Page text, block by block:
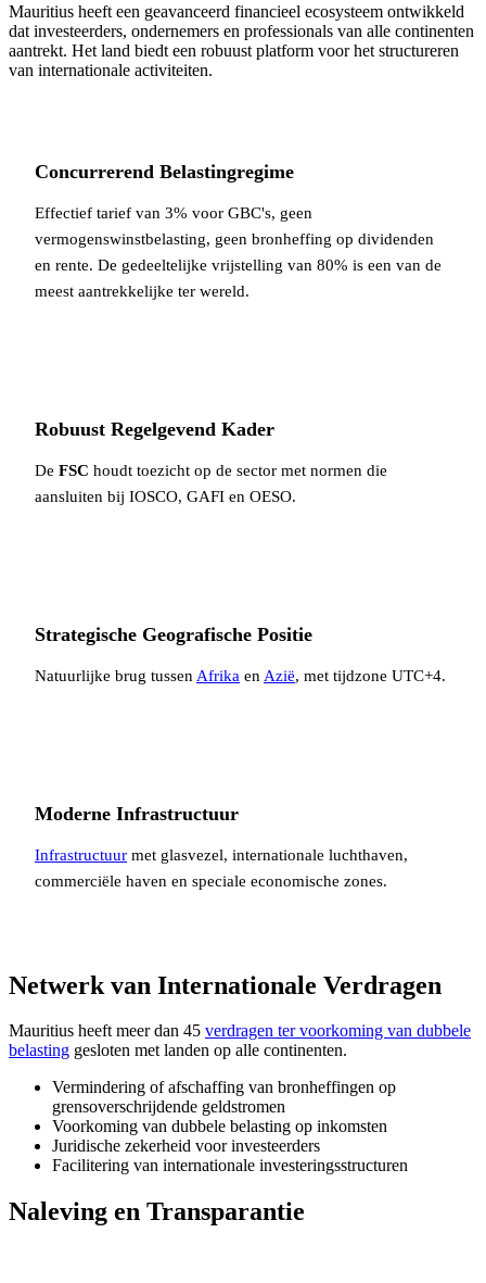
Mauritius heeft een geavanceerd financieel ecosysteem ontwikkeld
dat investeerders, ondernemers en professionals van alle continenten
aantrekt. Het land biedt een robuust platform voor het structureren
van internationale activiteiten.
Concurrerend Belastingregime
Effectief tarief van 3% voor GBC's, geen
vermogenswinstbelasting, geen bronheffing op dividenden
en rente. De gedeeltelijke vrijstelling van 80% is een van de
meest aantrekkelijke ter wereld.
Robuust Regelgevend Kader
De FSC houdt toezicht op de sector met normen die
aansluiten bij IOSCO, GAFI en OESO.
Strategische Geografische Positie
Natuurlijke brug tussen Afrika en Azië, met tijdzone UTC+4.
Moderne Infrastructuur
Infrastructuur met glasvezel, internationale luchthaven,
commerciële haven en speciale economische zones.
Netwerk van Internationale Verdragen
Mauritius heeft meer dan 45 verdragen ter voorkoming van dubbele
belasting gesloten met landen op alle continenten.
Vermindering of afschaffing van bronheffingen op
grensoverschrijdende geldstromen
Voorkoming van dubbele belasting op inkomsten
Juridische zekerheid voor investeerders
Facilitering van internationale investeringsstructuren
Naleving en Transparantie